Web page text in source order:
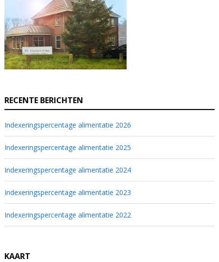
RECENTE BERICHTEN
Indexeringspercentage alimentatie 2026
Indexeringspercentage alimentatie 2025
Indexeringspercentage alimentatie 2024
Indexeringspercentage alimentatie 2023
Indexeringspercentage alimentatie 2022
KAART